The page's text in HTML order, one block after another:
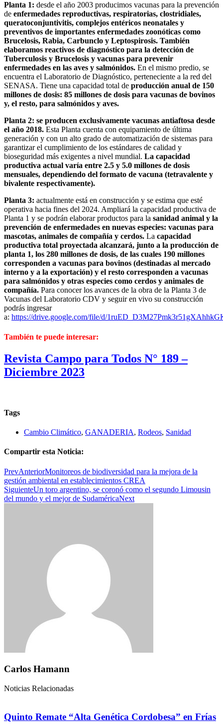
Planta 1: desde el año 2003 producimos vacunas para la prevención
de enfermedades reproductivas, respiratorias, clostridiales,
queratoconjuntivitis, complejos entéricos neonatales y
preventivos de importantes enfermedades zoonóticas como
Brucelosis, Rabia, Carbunclo y Leptospirosis. También
elaboramos reactivos de diagnóstico para la detección de
Tuberculosis y Brucelosis y vacunas para prevenir
enfermedades en las aves y salmónidos. En el mismo predio, se
encuentra el Laboratorio de Diagnóstico, perteneciente a la red del
SENASA. Tiene una capacidad total de producción anual de 150
millones de dosis: 85 millones de dosis para vacunas de bovinos
y, el resto, para salmónidos y aves.
Planta 2: se producen exclusivamente vacunas antiaftosa desde
el año 2018. Esta Planta cuenta con equipamiento de última
generación y con un alto grado de automatización de sistemas para
garantizar el cumplimiento de los estándares de calidad y
bioseguridad más exigentes a nivel mundial. La capacidad
productiva actual varía entre 2.5 y 5.0 millones de dosis
mensuales, dependiendo del formato de vacuna (tetravalente y
bivalente respectivamente).
Planta 3: actualmente está en construcción y se estima que esté
operativa hacia fines del 2024. Ampliará la capacidad productiva de
Planta 1 y se podrán elaborar productos para la sanidad animal y la
prevención de enfermedades en nuevas especies: vacunas para
mascotas, animales de compañía y cerdos. La capacidad
productiva total proyectada alcanzará, junto a la producción de
planta 1, los 280 millones de dosis, de las cuales 190 millones
corresponden a vacunas para bovinos (destinadas al mercado
interno y a la exportación) y el resto corresponden a vacunas
para salmónidos y otras especies como cerdos y animales de
compañía. Para conocer los avances de la obra de la Planta 3 de
Vacunas del Laboratorio CDV y seguir en vivo su construcción
podrás ingresar
a: https://drive.google.com/file/d/
También te puede interesar:
Revista Campo para Todos N° 189 –
Diciembre 2023
Tags
Cambio Climático, GANADERIA, Rodeos, Sanidad
Compartir esta Noticia:
PrevAnteriorMonitoreos de biodiversidad para la mejora de la
gestión ambiental en establecimientos CREA
SiguienteUn toro argentino, se coronó como el segundo Limousin
del mundo y el mejor de SudaméricaNext
Carlos Hamann
Noticias Relacionadas
Quinto Remate “Alta Genética Cordobesa” en Frías